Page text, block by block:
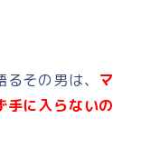
その男は、 マ
手に入らないの